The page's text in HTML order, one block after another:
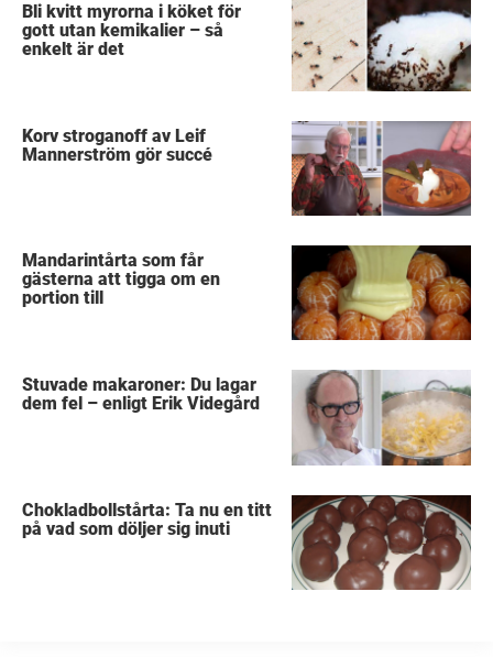
Bli kvitt myrorna i köket för
gott utan kemikalier – så
enkelt är det
Korv stroganoff av Leif
Mannerström gör succé
Mandarintårta som får
gästerna att tigga om en
portion till
Stuvade makaroner: Du lagar
dem fel – enligt Erik Videgård
Chokladbollstårta: Ta nu en titt
på vad som döljer sig inuti